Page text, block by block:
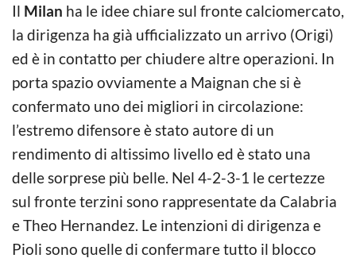
Il Milan ha le idee chiare sul fronte calciomercato,
la dirigenza ha già ufficializzato un arrivo (Origi)
ed è in contatto per chiudere altre operazioni. In
porta spazio ovviamente a Maignan che si è
confermato uno dei migliori in circolazione:
l’estremo difensore è stato autore di un
rendimento di altissimo livello ed è stato una
delle sorprese più belle. Nel 4-2-3-1 le certezze
sul fronte terzini sono rappresentate da Calabria
e Theo Hernandez. Le intenzioni di dirigenza e
Pioli sono quelle di confermare tutto il blocco